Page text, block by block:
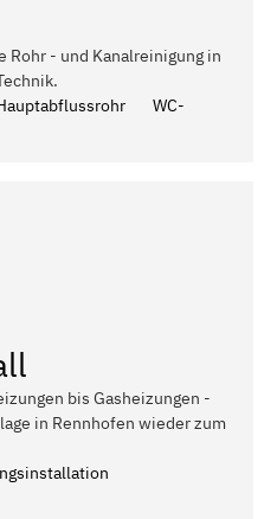
Rohr - und Kanalreinigung in
WC-
bis Gasheizungen -
in Rennhofen wieder zum